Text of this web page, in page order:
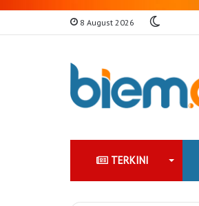
8 August 2026
TERKINI